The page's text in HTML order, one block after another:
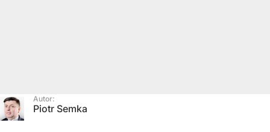
Autor:
Piotr Semka